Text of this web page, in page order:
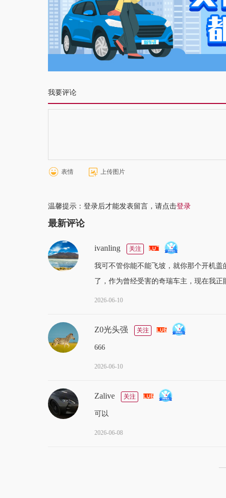
我要评论
表情 上传图片
温馨提示：登录后才能发表留言，请点击登录
最新评论
ivanling 关注
我可不管你能不能飞坡，就你那个开机
了，作为曾经受害的奇瑞车主，现在我正
2026-06-10
Z0光头强 关注
666
2026-06-10
Zalive 关注
可以
2026-06-08